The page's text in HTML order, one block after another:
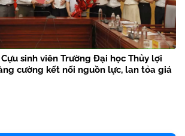
sinh viên Trường Đại học Thủy lợi
cường kết nối nguồn lực, lan tỏa giá